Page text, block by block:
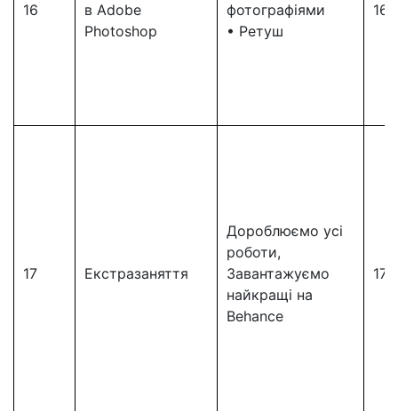
16
в Adobe
Photoshop
фотографіями
• Ретуш
16
17 Екстразаняття
Дороблюємо усі
роботи,
Завантажуємо
найкращі на
Behance
17